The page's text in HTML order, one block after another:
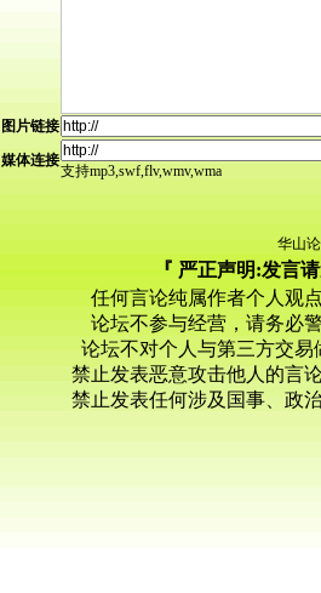
图片链接
媒体连接
支持mp3,swf,flv,wmv,wma
华山
『 严正声明:发言
任何言论纯属作者个人观
论坛不参与经营，请务必
论坛不对个人与第三方交
禁止发表恶意攻击他人的言
禁止发表任何涉及国事、政